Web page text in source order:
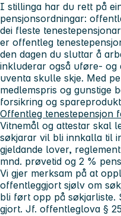
I stillinga har du rett på
pensjonsordningar:
dei fleste
er offentleg
den dagen du sluttar å
inkluderar også uføre- og
uventa skulle skje. Med
medlemspris og gunstige
forsikring og
Offentleg tenestepensjon
Vitnemål og attestar skal
søkjarar vil bli innkalla til
gjeldande lover,
mnd. prøvetid og 2 %
Vi gjer merksam på at
offentleggjort sjølv om
bli ført opp på søkjarliste.
gjort. Jf. offentleglova §